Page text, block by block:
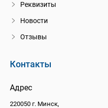
Реквизиты
Новости
Отзывы
Контакты
Адрес
220050 г. Минск,